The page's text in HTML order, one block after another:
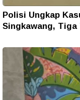
Polisi Ungkap
Singkawang, Tiga